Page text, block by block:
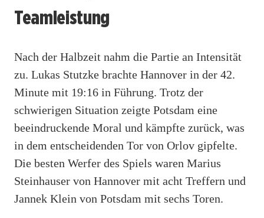
Teamleistung
Nach der Halbzeit nahm die Partie an Intensität
zu. Lukas Stutzke brachte Hannover in der 42.
Minute mit 19:16 in Führung. Trotz der
schwierigen Situation zeigte Potsdam eine
beeindruckende Moral und kämpfte zurück, was
in dem entscheidenden Tor von Orlov gipfelte.
Die besten Werfer des Spiels waren Marius
Steinhauser von Hannover mit acht Treffern und
Jannek Klein von Potsdam mit sechs Toren.